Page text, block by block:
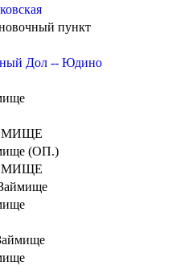
пункт
Дол -- Юдино
(ОП.)